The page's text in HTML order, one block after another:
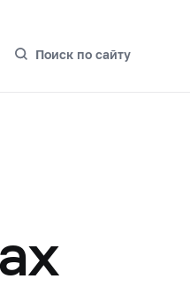
Поиск по сайту